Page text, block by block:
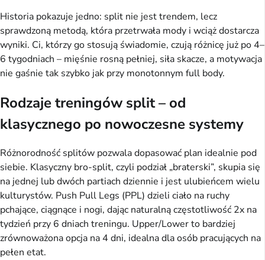
Historia pokazuje jedno: split nie jest trendem, lecz
sprawdzoną metodą, która przetrwała mody i wciąż dostarcza
wyniki. Ci, którzy go stosują świadomie, czują różnicę już po 4–
6 tygodniach – mięśnie rosną pełniej, siła skacze, a motywacja
nie gaśnie tak szybko jak przy monotonnym full body.
Rodzaje treningów split – od
klasycznego po nowoczesne systemy
Różnorodność splitów pozwala dopasować plan idealnie pod
siebie. Klasyczny bro-split, czyli podział „braterski”, skupia się
na jednej lub dwóch partiach dziennie i jest ulubieńcem wielu
kulturystów. Push Pull Legs (PPL) dzieli ciało na ruchy
pchające, ciągnące i nogi, dając naturalną częstotliwość 2x na
tydzień przy 6 dniach treningu. Upper/Lower to bardziej
zrównoważona opcja na 4 dni, idealna dla osób pracujących na
pełen etat.